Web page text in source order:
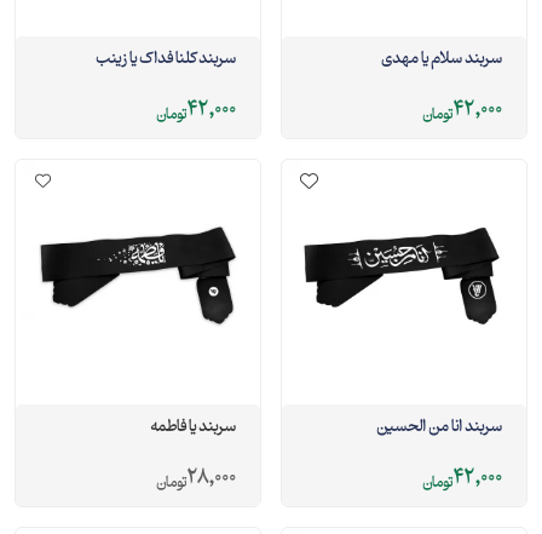
سربند سلام یا مهدی
42,000تومان
سربند کلنا فداک یا زینب
42,000تومان
سربند انا من الحسین
42,000تومان
سربند یا فاطمه
28,000تومان